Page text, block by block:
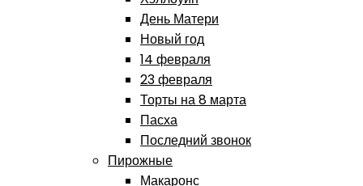
День Матери
Новый год
14 февраля
23 февраля
Торты на 8 марта
Пасха
Последний звонок
Пирожные
Макаронс